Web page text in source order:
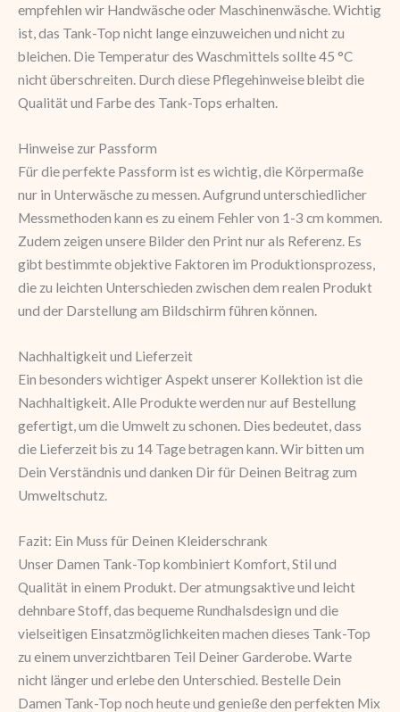
empfehlen wir Handwäsche oder Maschinenwäsche. Wichtig
ist, das Tank-Top nicht lange einzuweichen und nicht zu
bleichen. Die Temperatur des Waschmittels sollte 45 °C
nicht überschreiten. Durch diese Pflegehinweise bleibt die
Qualität und Farbe des Tank-Tops erhalten.
Hinweise zur Passform
Für die perfekte Passform ist es wichtig, die Körpermaße
nur in Unterwäsche zu messen. Aufgrund unterschiedlicher
Messmethoden kann es zu einem Fehler von 1-3 cm kommen.
Zudem zeigen unsere Bilder den Print nur als Referenz. Es
gibt bestimmte objektive Faktoren im Produktionsprozess,
die zu leichten Unterschieden zwischen dem realen Produkt
und der Darstellung am Bildschirm führen können.
Nachhaltigkeit und Lieferzeit
Ein besonders wichtiger Aspekt unserer Kollektion ist die
Nachhaltigkeit. Alle Produkte werden nur auf Bestellung
gefertigt, um die Umwelt zu schonen. Dies bedeutet, dass
die Lieferzeit bis zu 14 Tage betragen kann. Wir bitten um
Dein Verständnis und danken Dir für Deinen Beitrag zum
Umweltschutz.
Fazit: Ein Muss für Deinen Kleiderschrank
Unser Damen Tank-Top kombiniert Komfort, Stil und
Qualität in einem Produkt. Der atmungsaktive und leicht
dehnbare Stoff, das bequeme Rundhalsdesign und die
vielseitigen Einsatzmöglichkeiten machen dieses Tank-Top
zu einem unverzichtbaren Teil Deiner Garderobe. Warte
nicht länger und erlebe den Unterschied. Bestelle Dein
Damen Tank-Top noch heute und genieße den perfekten Mix